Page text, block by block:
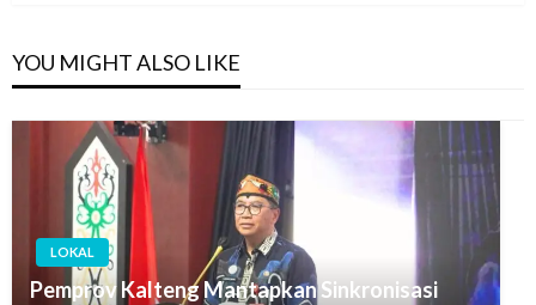
YOU MIGHT ALSO LIKE
LOKAL
Pemprov Kalteng Mantapkan Sinkronisasi